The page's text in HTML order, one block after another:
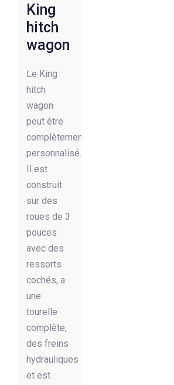
King
hitch
wagon
Le King
hitch
wagon
peut être
complètement
personnalisé.
Il est
construit
sur des
roues de 3
pouces
avec des
ressorts
cochés, a
une
tourelle
complète,
des freins
hydrauliques
et est